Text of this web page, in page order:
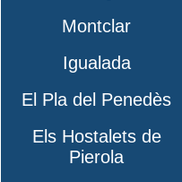
Montclar
Igualada
El Pla del Penedès
Els Hostalets de
Pierola